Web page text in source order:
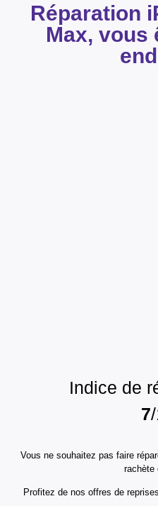
Réparation
Max, vous
Indice de
7
Vous ne souhaitez pas faire
rachète
Profitez de nos offres de